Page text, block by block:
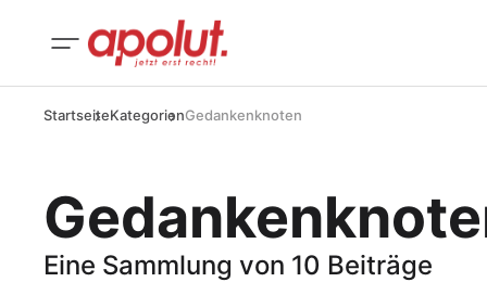
StartseiteKategorienGedankenknoten
Eine Sammlung von 10 Beiträge